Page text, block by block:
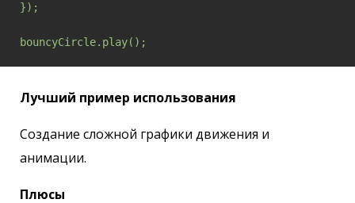
});
bouncyCircle.play();
Лучший пример использования
Создание сложной графики движения и
анимации.
Плюсы